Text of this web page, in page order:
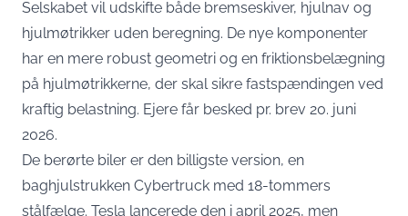
Selskabet vil udskifte både bremseskiver, hjulnav og
hjulmøtrikker uden beregning. De nye komponenter
har en mere robust geometri og en friktionsbelægning
på hjulmøtrikkerne, der skal sikre fastspændingen ved
kraftig belastning. Ejere får besked pr. brev 20. juni
2026.
De berørte biler er den billigste version, en
baghjulstrukken Cybertruck med 18-tommers
stålfælge. Tesla lancerede den i april 2025, men